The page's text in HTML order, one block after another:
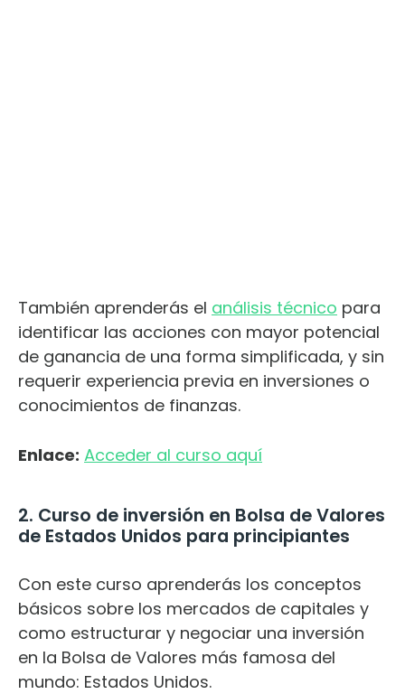
También aprenderás el análisis técnico para
identificar las acciones con mayor potencial
de ganancia de una forma simplificada, y sin
requerir experiencia previa en inversiones o
conocimientos de finanzas.
Enlace: Acceder al curso aquí
2. Curso de inversión en Bolsa de Valores
de Estados Unidos para principiantes
Con este curso aprenderás los conceptos
básicos sobre los mercados de capitales y
como estructurar y negociar una inversión
en la Bolsa de Valores más famosa del
mundo: Estados Unidos.